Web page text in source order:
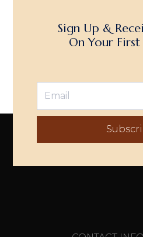
Sign Up &
On Your First